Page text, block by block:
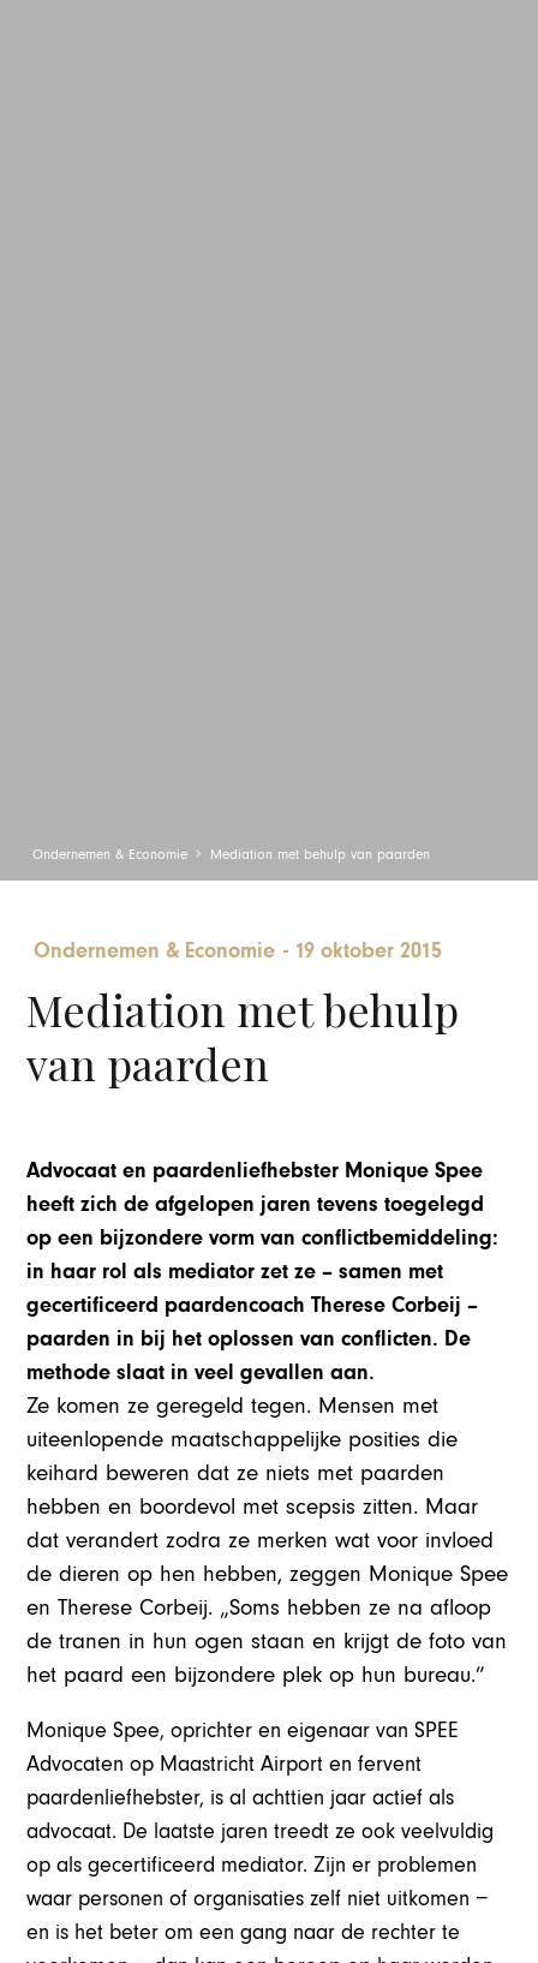
Ondernemen & Economie Mediation met behulp van paarden
Ondernemen & Economie - 19 oktober 2015
Mediation met behulp
van paarden
Advocaat en paardenliefhebster Monique Spee
heeft zich de afgelopen jaren tevens toegelegd
op een bijzondere vorm van conflictbemiddeling:
in haar rol als mediator zet ze – samen met
gecertificeerd paardencoach Therese Corbeij –
paarden in bij het oplossen van conflicten. De
methode slaat in veel gevallen aan.
Ze komen ze geregeld tegen. Mensen met
uiteenlopende maatschappelijke posities die
keihard beweren dat ze niets met paarden
hebben en boordevol met scepsis zitten. Maar
dat verandert zodra ze merken wat voor invloed
de dieren op hen hebben, zeggen Monique Spee
en Therese Corbeij. „Soms hebben ze na afloop
de tranen in hun ogen staan en krijgt de foto van
het paard een bijzondere plek op hun bureau.”
Monique Spee, oprichter en eigenaar van SPEE
Advocaten op Maastricht Airport en fervent
paardenliefhebster, is al achttien jaar actief als
advocaat. De laatste jaren treedt ze ook veelvuldig
op als gecertificeerd mediator. Zijn er problemen
waar personen of organisaties zelf niet uitkomen −
en is het beter om een gang naar de rechter te